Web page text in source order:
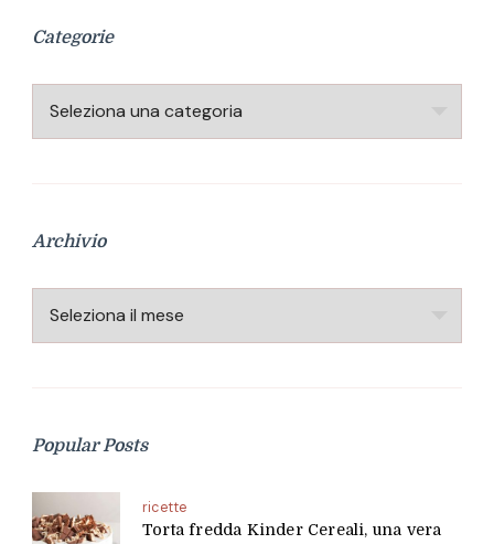
Categorie
Categorie
Archivio
Archivio
Popular Posts
ricette
Torta fredda Kinder Cereali, una vera